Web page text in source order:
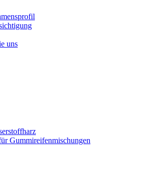
uns
Gummireifenmischungen